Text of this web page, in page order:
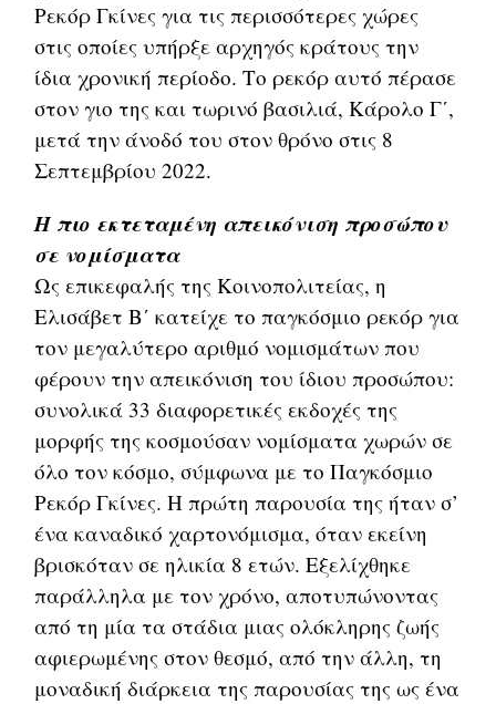
Ρεκόρ Γκίνες για τις περισσότερες χώρες
στις οποίες υπήρξε αρχηγός κράτους την
ίδια χρονική περίοδο. Το ρεκόρ αυτό πέρασε
στον γιο της και τωρινό βασιλιά, Κάρολο Γ΄,
μετά την άνοδό του στον θρόνο στις 8
Σεπτεμβρίου 2022.
Η πιο εκτεταμένη απεικόνιση προσώπου
σε νομίσματα
Ως επικεφαλής της Κοινοπολιτείας, η
Ελισάβετ Β΄ κατείχε το παγκόσμιο ρεκόρ για
τον μεγαλύτερο αριθμό νομισμάτων που
φέρουν την απεικόνιση του ίδιου προσώπου:
συνολικά 33 διαφορετικές εκδοχές της
μορφής της κοσμούσαν νομίσματα χωρών σε
όλο τον κόσμο, σύμφωνα με το Παγκόσμιο
Ρεκόρ Γκίνες. Η πρώτη παρουσία της ήταν σ’
ένα καναδικό χαρτονόμισμα, όταν εκείνη
βρισκόταν σε ηλικία 8 ετών. Εξελίχθηκε
παράλληλα με τον χρόνο, αποτυπώνοντας
από τη μία τα στάδια μιας ολόκληρης ζωής
αφιερωμένης στον θεσμό, από την άλλη, τη
μοναδική διάρκεια της παρουσίας της ως ένα